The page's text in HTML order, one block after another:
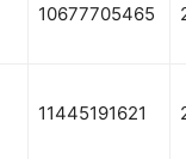
10677705465
11445191621